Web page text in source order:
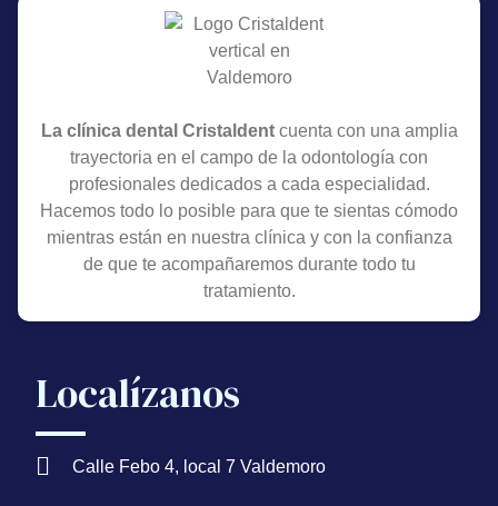
La clínica dental Cristaldentcuenta con una amplia
trayectoria en el campo de la odontología con
profesionales dedicados a cada especialidad.
Hacemos todo lo posible para que te sientas cómodo
mientras están en nuestra clínica y con la confianza
de que te acompañaremos durante todo tu
tratamiento.
Localízanos
Calle Febo 4, local 7 Valdemoro